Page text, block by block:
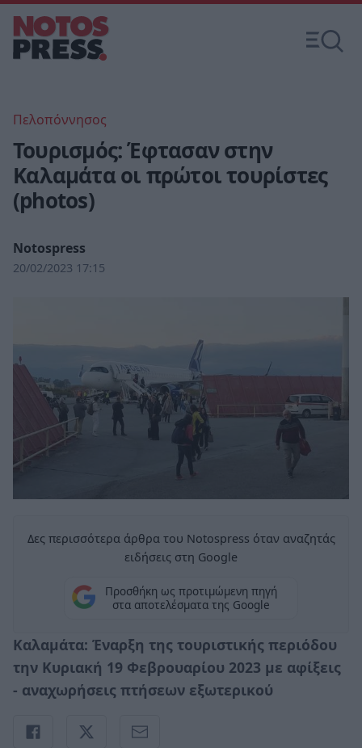
Πελοπόννησος
Τουρισμός: Έφτασαν στην
Καλαμάτα οι πρώτοι τουρίστες
(photos)
Notospress
20/02/2023 17:15
Δες περισσότερα άρθρα του Notospress όταν αναζητάς
ειδήσεις στη Google
Προσθήκη ως προτιμώμενη πηγή
στα αποτελέσματα της Google
Καλαμάτα: Έναρξη της τουριστικής περιόδου
την Κυριακή 19 Φεβρουαρίου 2023 με αφίξεις
- αναχωρήσεις πτήσεων εξωτερικού